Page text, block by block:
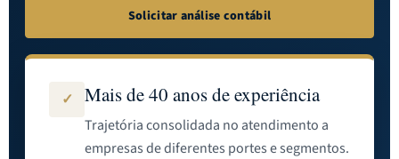
Solicitar análise contábil
✓ Mais de 40 anos de experiência
Trajetória consolidada no atendimento a
empresas de diferentes portes e segmentos.